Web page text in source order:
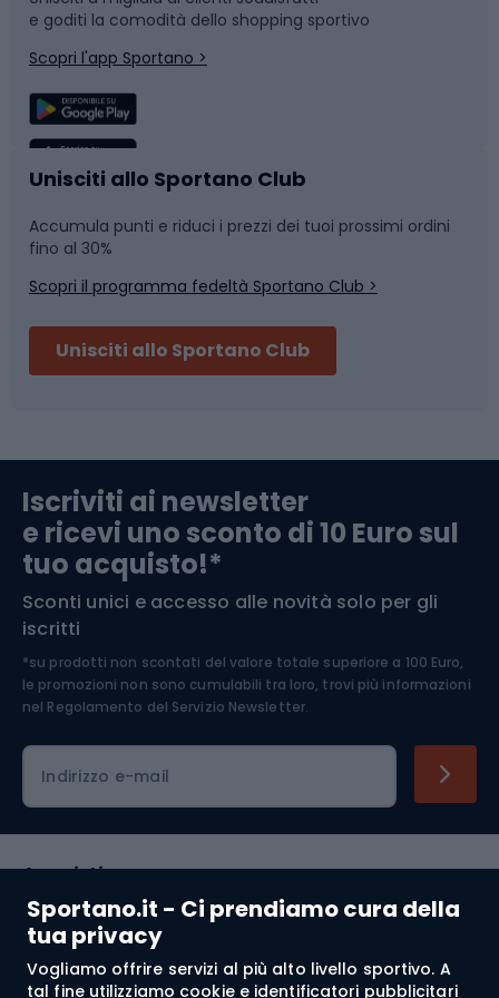
Sportano.it - Ci prendiamo cura della
tua privacy
Vogliamo offrire servizi al più alto livello sportivo. A
tal fine utilizziamo cookie e identificatori pubblicitari
Corsa
Sport di squadra
Caschi da ciclismo
Skitouring
Abbigliamento da escursionismo
Snowboard
Camminata nordica
Nuoto
Pattinaggio
Componenti per biciclette
Arrampicata
Medicina dello sport
Abbigliamento ciclistico
e goditi la comodità dello shopping sportivo
Scopri l'app Sportano >
Unisciti allo Sportano Club
Accumula punti e riduci i prezzi dei tuoi prossimi ordini
fino al 30%
Scopri il programma fedeltà Sportano Club >
Unisciti allo Sportano Club
Iscriviti ai newsletter
e ricevi uno sconto di 10 Euro sul
tuo acquisto!*
Sconti unici e accesso alle novità solo per gli
iscritti
*su prodotti non scontati del valore totale superiore a 100 Euro,
le promozioni non sono cumulabili tra loro, trovi più informazioni
nel Regolamento del Servizio Newsletter.
Indirizzo e-mail
Acquisti
Servizio clienti
Regolamento